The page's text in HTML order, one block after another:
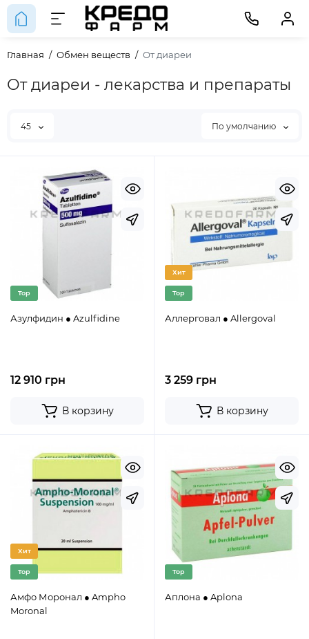
Главная Обмен веществ От диареи
От диареи - лекарства и препараты
45 По умолчанию
Top
Азулфидин ● Azulfidine
12 910 грн
В корзину
Хит
Top
Аллерговал ● Allergoval
3 259 грн
В корзину
Хит
Top
Амфо Моронал ● Ampho
Moronal
Top
Аплона ● Aplona